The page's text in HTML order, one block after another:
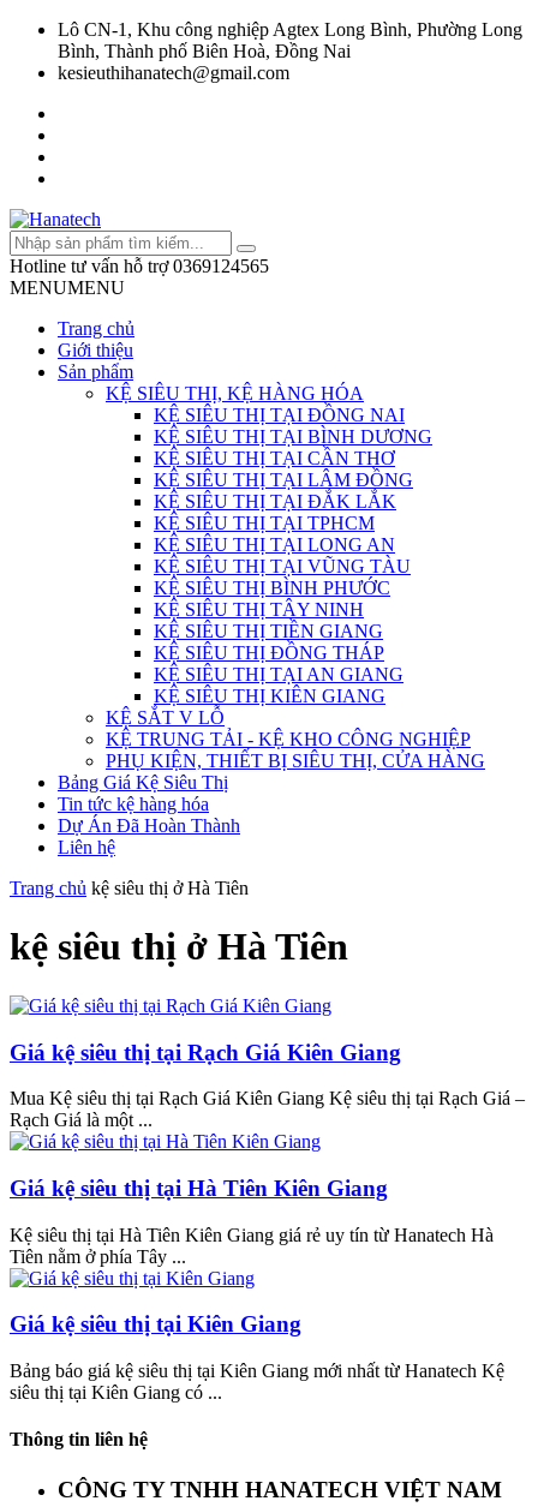
Lô CN-1, Khu công nghiệp Agtex Long Bình, Phường Long
Bình, Thành phố Biên Hoà, Đồng Nai
kesieuthihanatech@gmail.com
Hotline tư vấn hỗ trợ 0369124565
MENUMENU
Trang chủ
Giới thiệu
Sản phẩm
KỆ SIÊU THỊ, KỆ HÀNG HÓA
KỆ SIÊU THỊ TẠI ĐỒNG NAI
KỆ SIÊU THỊ TẠI BÌNH DƯƠNG
KỆ SIÊU THỊ TẠI CẦN THƠ
KỆ SIÊU THỊ TẠI LÂM ĐỒNG
KỆ SIÊU THỊ TẠI ĐẮK LẮK
KỆ SIÊU THỊ TẠI TPHCM
KỆ SIÊU THỊ TẠI LONG AN
KỆ SIÊU THỊ TẠI VŨNG TÀU
KỆ SIÊU THỊ BÌNH PHƯỚC
KỆ SIÊU THỊ TÂY NINH
KỆ SIÊU THỊ TIỀN GIANG
KỆ SIÊU THỊ ĐỒNG THÁP
KỆ SIÊU THỊ TẠI AN GIANG
KỆ SIÊU THỊ KIÊN GIANG
KỆ SẮT V LỖ
KỆ TRUNG TẢI - KỆ KHO CÔNG NGHIỆP
PHỤ KIỆN, THIẾT BỊ SIÊU THỊ, CỬA HÀNG
Bảng Giá Kệ Siêu Thị
Tin tức kệ hàng hóa
Dự Án Đã Hoàn Thành
Liên hệ
Trang chủ kệ siêu thị ở Hà Tiên
kệ siêu thị ở Hà Tiên
Giá kệ siêu thị tại Rạch Giá Kiên Giang
Mua Kệ siêu thị tại Rạch Giá Kiên Giang Kệ siêu thị tại Rạch Giá –
Rạch Giá là một ...
Giá kệ siêu thị tại Hà Tiên Kiên Giang
Kệ siêu thị tại Hà Tiên Kiên Giang giá rẻ uy tín từ Hanatech Hà
Tiên nằm ở phía Tây ...
Giá kệ siêu thị tại Kiên Giang
Bảng báo giá kệ siêu thị tại Kiên Giang mới nhất từ Hanatech Kệ
siêu thị tại Kiên Giang có ...
Thông tin liên hệ
CÔNG TY TNHH HANATECH VIỆT NAM